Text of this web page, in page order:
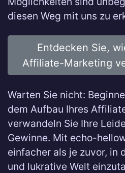
diesen Weg mit uns zu
Entdecken Sie,
Affiliate-Marketing
Warten Sie nicht:
dem Aufbau Ihres
verwandeln Sie Ihre
Gewinne. Mit echo-
einfacher als je zuvor, in
und lukrative Welt